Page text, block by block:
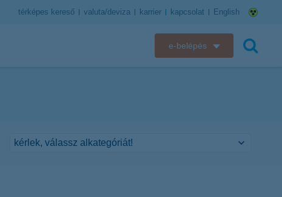
térképes kereső valuta/deviza karrier kapcsolat English
e-belépés